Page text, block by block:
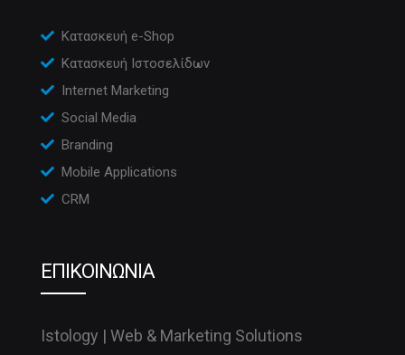
Κατασκευή e-Shop
Κατασκευή Ιστοσελίδων
Internet Marketing
Social Media
Branding
Mobile Applications
CRM
ΕΠΙΚΟΙΝΩΝΙΑ
Istology | Web & Marketing Solutions